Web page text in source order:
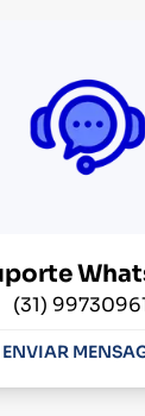
(31)
ENVIAR